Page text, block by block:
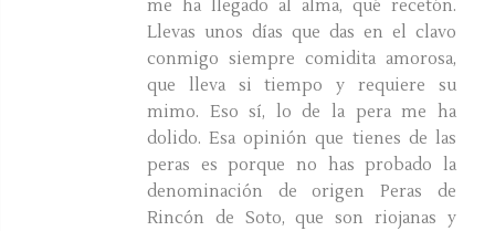
me ha llegado al alma, qué recetón.
Llevas unos días que das en el clavo
conmigo siempre comidita amorosa,
que lleva si tiempo y requiere su
mimo. Eso sí, lo de la pera me ha
dolido. Esa opinión que tienes de las
peras es porque no has probado la
denominación de origen Peras de
Rincón de Soto, que son riojanas y